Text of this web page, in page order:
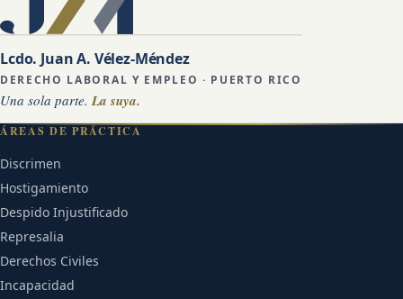
Lcdo. Juan A. Vélez-Méndez
DERECHO LABORAL Y EMPLEO · PUERTO RICO
Una sola parte. La suya.
ÁREAS DE PRÁCTICA
Discrimen
Hostigamiento
Despido Injustificado
Represalia
Derechos Civiles
Incapacidad